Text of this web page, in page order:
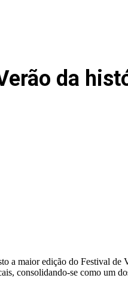
da
a maior edição do Festival de
consolidando-se como um